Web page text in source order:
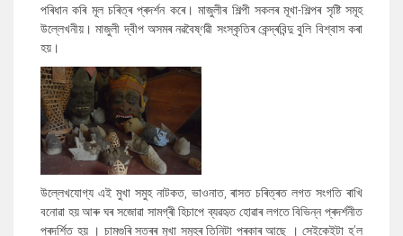
পৰিধান কৰি মূল চৰিত্ৰ প্ৰদৰ্শন কৰে। মাজুলীৰ শিল্পী সকলৰ মূখা-শিল্পৰ সৃষ্টি সমূহ
উল্লেখনীয়। মাজুলী দ্বীপ অসমৰ নৱবৈষ্ণৱী সংস্কৃতিৰ কেন্দ্ৰবিন্দু বুলি বিশ্বাস কৰা
হয় ।
উল্লেখযোগ্য এই মুখা সমুহ নাটকত, ভাওনাত,ৰাসত চৰিত্ৰত লগত সংগতি ৰাখি
বনোৱা হয় আৰু ঘৰ সজোৱা সামগ্ৰী হিচাপে ব্যৱহৃত হোৱাৰ লগতে বিভিন্ন প্ৰদৰ্শনীত
প্ৰদৰ্শিত হয় । চামগুৰি সত্ৰৰ মুখা সমুহৰ তিনিটা প্ৰকাৰ আছে । সেইকেইটা হ’ল